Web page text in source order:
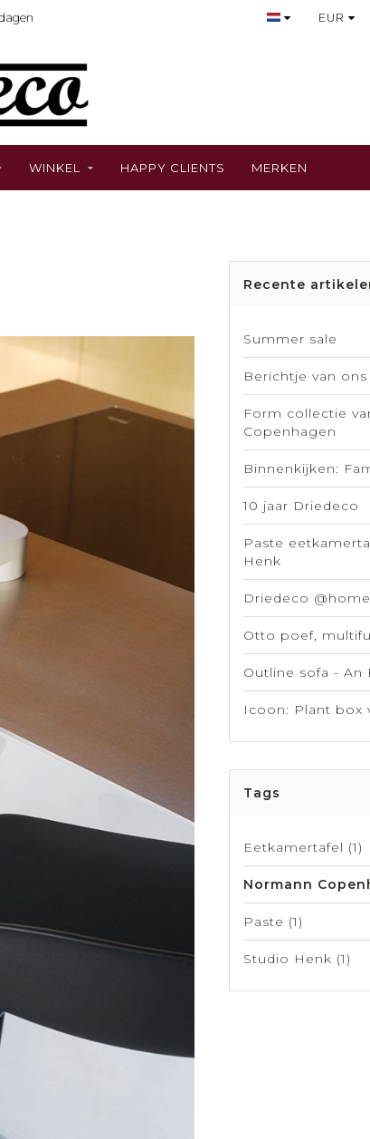
Bezoek onze
EUR
WINKEL HAPPY CLIENTS MERKEN
Recente
Summer sale
Berichtje van ons
Form collectie
Copenhagen
Binnenkijken:
10 jaar Driedeco
Paste
Henk
Driedeco
Otto poef,
Outline sofa - An
Icoon: Plant box
Tags
Eetkamertafel (1)
Normann
Paste (1)
Studio Henk (1)